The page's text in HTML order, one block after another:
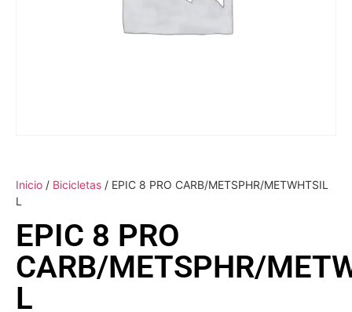
Inicio / Bicicletas / EPIC 8 PRO CARB/METSPHR/METWHTSIL
L
EPIC 8 PRO
CARB/METSPHR/
L